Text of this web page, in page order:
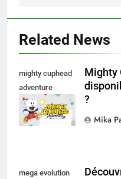
Related News
mighty cuphead
adventure
nintendo switch
Mighty
?
Mika
mega evolution